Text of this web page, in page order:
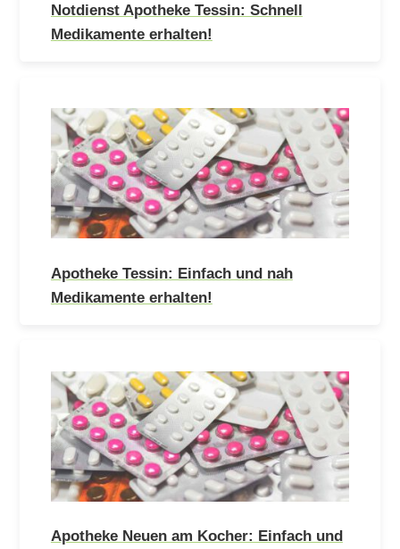
Notdienst Apotheke Tessin: Schnell
Medikamente erhalten!
Apotheke Tessin: Einfach und nah
Medikamente erhalten!
Apotheke Neuen am Kocher: Einfach und